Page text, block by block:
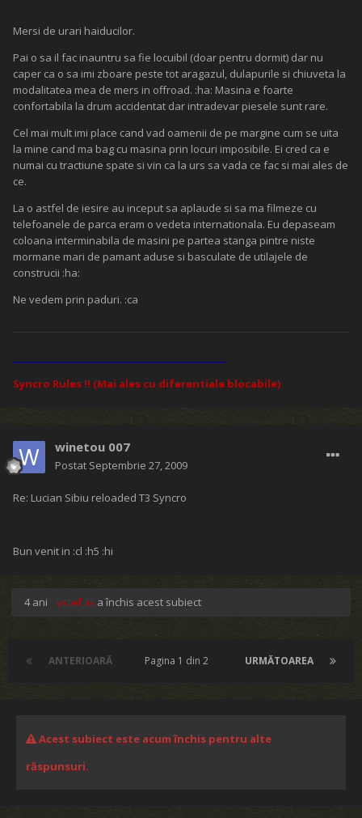
Mersi de urari haiducilor.
Pai o sa il fac inauntru sa fie locuibil (doar pentru dormit) dar nu
caper ca o sa imi zboare peste tot aragazul, dulapurile si chiuveta la
modalitatea mea de mers in offroad. :ha: Masina e foarte
confortabila la drum accidentat dar intradevar piesele sunt rare.
Cel mai mult imi place cand vad oamenii de pe margine cum se uita
la mine cand ma bag cu masina prin locuri imposibile. Ei cred ca e
numai cu tractiune spate si vin ca la urs sa vada ce fac si mai ales de
ce.
La o astfel de iesire au inceput sa aplaude si sa ma filmeze cu
telefoanele de parca eram o vedeta internationala. Eu depaseam
coloana interminabila de masini pe partea stanga pintre niste
mormane mari de pamant aduse si basculate de utilajele de
construcii :ha:
Ne vedem prin paduri. :ca
Syncro Rules !! (Mai ales cu diferentiale blocabile)
winetou 007
Postat Septembrie 27, 2009
Re: Lucian Sibiu reloaded T3 Syncro
Bun venit in :cl :h5 :hi
4 ani vstef_is a închis acest subiect
ANTERIOARĂ URMĂTOAREA
Pagina 1 din 2
Acest subiect este acum închis pentru alte
răspunsuri.